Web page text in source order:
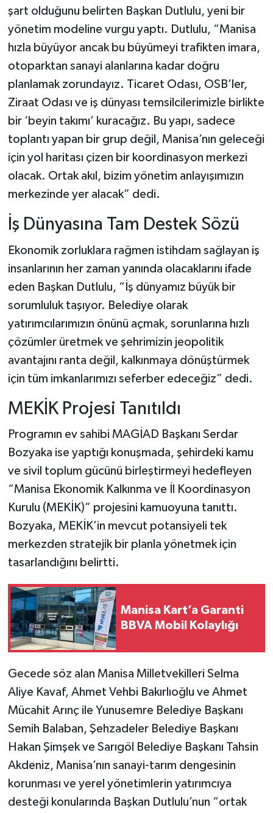
şart olduğunu belirten Başkan Dutlulu, yeni bir
yönetim modeline vurgu yaptı. Dutlulu, “Manisa
hızla büyüyor ancak bu büyümeyi trafikten imara,
otoparktan sanayi alanlarına kadar doğru
planlamak zorundayız. Ticaret Odası, OSB’ler,
Ziraat Odası ve iş dünyası temsilcilerimizle birlikte
bir ‘beyin takımı’ kuracağız. Bu yapı, sadece
toplantı yapan bir grup değil, Manisa’nın geleceği
için yol haritası çizen bir koordinasyon merkezi
olacak. Ortak akıl, bizim yönetim anlayışımızın
merkezinde yer alacak” dedi.
İş Dünyasına Tam Destek Sözü
Ekonomik zorluklara rağmen istihdam sağlayan iş
insanlarının her zaman yanında olacaklarını ifade
eden Başkan Dutlulu, “İş dünyamız büyük bir
sorumluluk taşıyor. Belediye olarak
yatırımcılarımızın önünü açmak, sorunlarına hızlı
çözümler üretmek ve şehrimizin jeopolitik
avantajını ranta değil, kalkınmaya dönüştürmek
için tüm imkanlarımızı seferber edeceğiz” dedi.
MEKİK Projesi Tanıtıldı
Programın ev sahibi MAGİAD Başkanı Serdar
Bozyaka ise yaptığı konuşmada, şehirdeki kamu
ve sivil toplum gücünü birleştirmeyi hedefleyen
“Manisa Ekonomik Kalkınma ve İl Koordinasyon
Kurulu (MEKİK)” projesini kamuoyuna tanıttı.
Bozyaka, MEKİK’in mevcut potansiyeli tek
merkezden stratejik bir planla yönetmek için
tasarlandığını belirtti.
Manisa Kart’a Garanti
BBVA Mobil Kolaylığı
Gecede söz alan Manisa Milletvekilleri Selma
Aliye Kavaf, Ahmet Vehbi Bakırlıoğlu ve Ahmet
Mücahit Arınç ile Yunusemre Belediye Başkanı
Semih Balaban, Şehzadeler Belediye Başkanı
Hakan Şimşek ve Sarıgöl Belediye Başkanı Tahsin
Akdeniz, Manisa’nın sanayi-tarım dengesinin
korunması ve yerel yönetimlerin yatırımcıya
desteği konularında Başkan Dutlulu’nun “ortak